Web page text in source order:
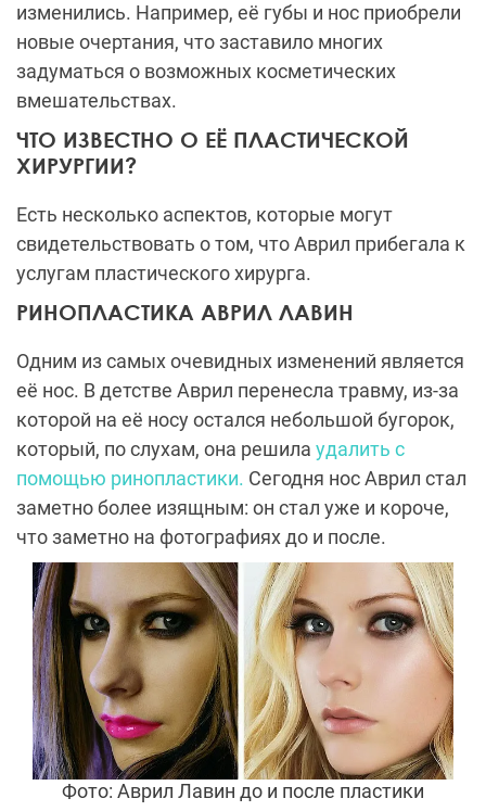
изменились. Например, её губы и нос приобрели
новые очертания, что заставило многих
задуматься о возможных косметических
вмешательствах.
ЧТО ИЗВЕСТНО О ЕЁ ПЛАСТИЧЕСКОЙ
ХИРУРГИИ?
Есть несколько аспектов, которые могут
свидетельствовать о том, что Аврил прибегала к
услугам пластического хирурга.
РИНОПЛАСТИКА АВРИЛ ЛАВИН
Одним из самых очевидных изменений является
её нос. В детстве Аврил перенесла травму, из-за
которой на её носу остался небольшой бугорок,
который, по слухам, она решила удалить с
помощью ринопластики. Сегодня нос Аврил стал
заметно более изящным: он стал уже и короче,
что заметно на фотографиях до и после.
Фото: Аврил Лавин до и после пластики